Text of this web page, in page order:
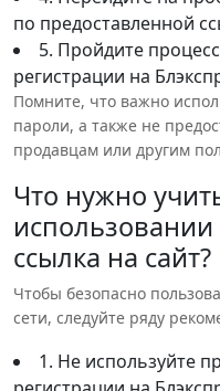
по предоставленной
5. Пройдите
регистрации на
Помните, что важно
пароли, а также не
продавцам или другим
Что нужно
использовании
ссылка на сайт?
Чтобы безопасно
сети, следуйте ряду
1. Не используйте